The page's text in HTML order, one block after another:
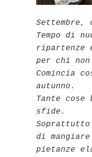
Settembre,
Tempo di
ripartenze
per chi
Comincia
autunno.
Tante cose
sfide.
di
pietanze